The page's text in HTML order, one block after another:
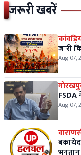
जरूरी खबरें
जारी
Aug 07,
Aug 07,